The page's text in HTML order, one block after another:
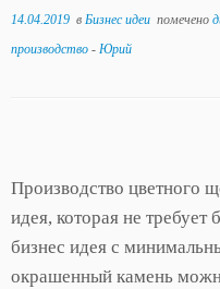
14.04.2019 в Бизнес идеи помечено
производство - Юрий
Производство цветного
идея, которая не
бизнес идея с
окрашенный камень